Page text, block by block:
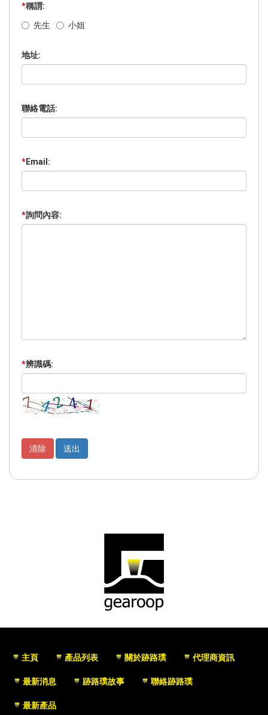
*稱謂:
先生
小姐
地址:
聯絡電話:
*Email:
*詢問內容:
*辨識碼:
主頁 產品列表 關於跡路璞 代理商資訊
最新消息 跡路璞故事 聯絡跡路璞
最新產品